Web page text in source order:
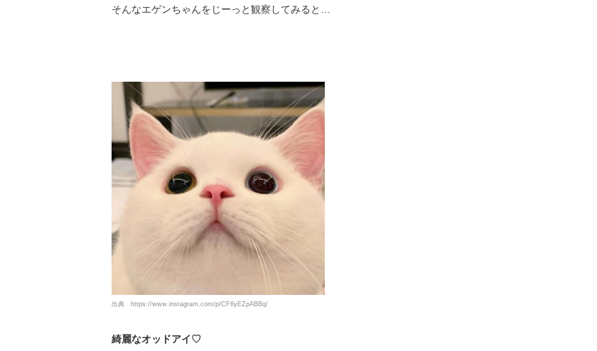
そんなエゲンちゃんをじーっと観察してみると…
出典 https://www.instagram.com/p/CF6yEZpABBq/
綺麗なオッドアイ♡